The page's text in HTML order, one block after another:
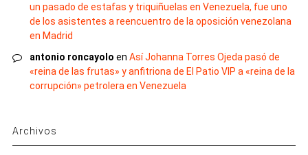
un pasado de estafas y triquiñuelas en Venezuela, fue uno
de los asistentes a reencuentro de la oposición venezolana
en Madrid
antonio roncayolo en Así Johanna Torres Ojeda pasó de
«reina de las frutas» y anfitriona de El Patio VIP a «reina de la
corrupción» petrolera en Venezuela
Archivos